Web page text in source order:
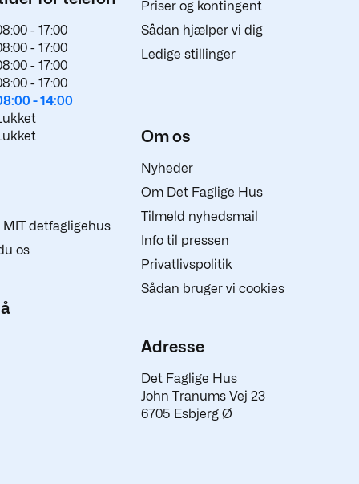
- 17:00
- 17:00
- 17:00
- 17:00
-14:00
MIT detfagligehus
os
Priser og kontingent
Sådan hjælper vi dig
Ledige stillinger
Om os
Nyheder
Om Det Faglige Hus
Tilmeld nyhedsmail
Info til pressen
Privatlivspolitik
Sådan bruger vi cookies
Adresse
Det Faglige Hus
John Tranums Vej 23
6705 Esbjerg Ø